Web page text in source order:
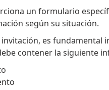
un formulario
según su situación.
es
contener la siguiente